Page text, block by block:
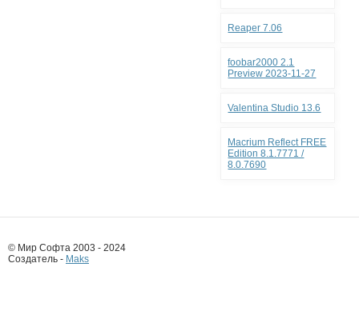
Reaper 7.06
foobar2000 2.1
Preview 2023-11-27
Valentina Studio 13.6
Macrium Reflect FREE
Edition 8.1.7771 /
8.0.7690
© Мир Софта 2003 - 2024
Создатель - Maks